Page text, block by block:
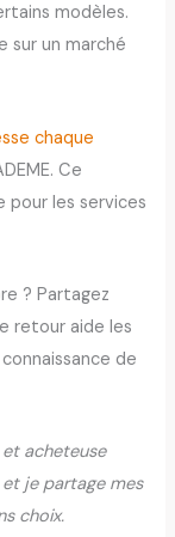
modèles.
un marché
chaque
Ce
pour les services
? Partagez
retour aide les
de
acheteuse
je partage mes
choix.